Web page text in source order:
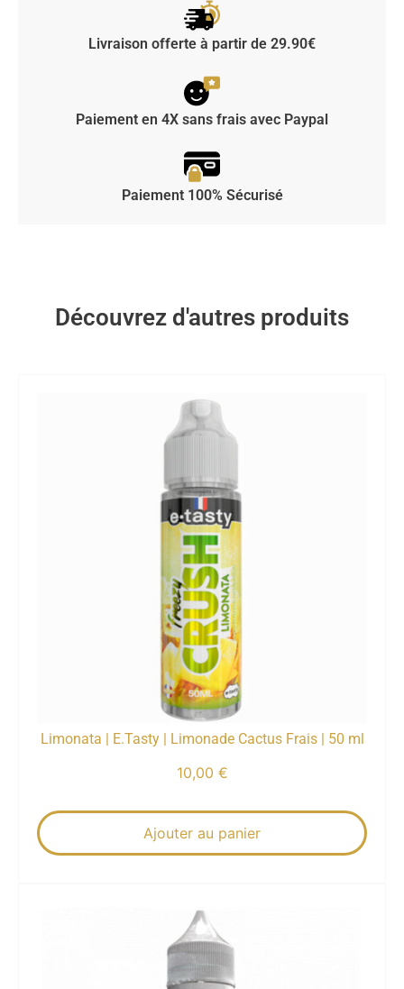
Livraison offerte à partir de 29.90€
Paiement en 4X sans frais avec Paypal
Paiement 100% Sécurisé
Découvrez d'autres produits
Limonata | E.Tasty | Limonade Cactus Frais | 50 ml
10,00 €
Ajouter au panier